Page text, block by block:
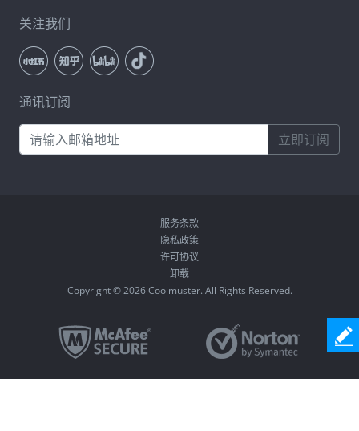
关注我们
通讯订阅
立即订阅
服务条款
隐私政策
许可协议
卸载
Copyright © 2026 Coolmuster. All Rights Reserved.